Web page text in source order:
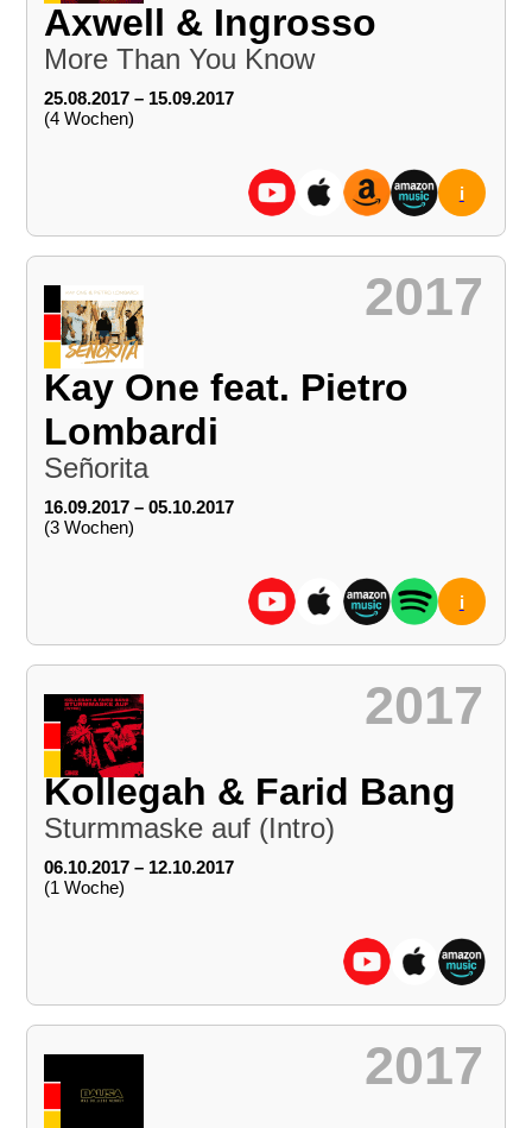
Axwell & Ingrosso
More Than You Know
25.08.2017 – 15.09.2017
(4 Wochen)
i
2017
Kay One feat. Pietro
Lombardi
Señorita
16.09.2017 – 05.10.2017
(3 Wochen)
i
2017
Kollegah & Farid Bang
Sturmmaske auf (Intro)
06.10.2017 – 12.10.2017
(1 Woche)
2017